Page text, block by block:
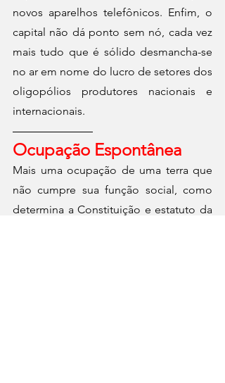
novos aparelhos telefônicos. Enfim, o
capital não dá ponto sem nó, cada vez
mais tudo que é sólido desmancha-se
no ar em nome do lucro de setores dos
oligopólios produtores nacionais e
internacionais.
Ocupação Espontânea
Mais uma ocupação de uma terra que
não cumpre sua função social, como
determina a Constituição e estatuto da